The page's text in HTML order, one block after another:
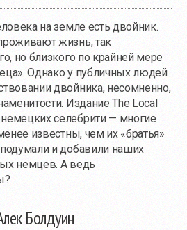
на земле есть двойник.
жизнь, так
но близкого по крайней мере
Однако у публичных людей
двойника, несомненно,
Издание The Local
селебрити — многие
известны, чем их «братья»
и добавили наших
немцев. А ведь
Болдуин